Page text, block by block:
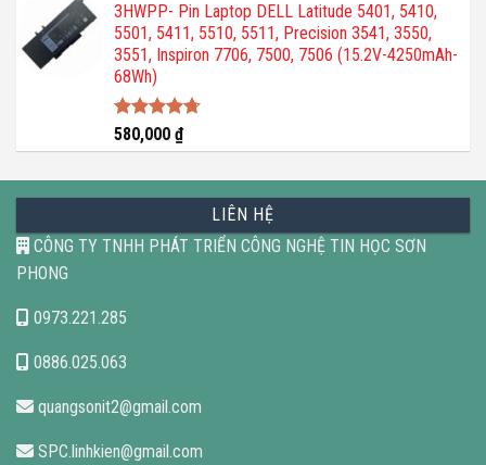
3HWPP- Pin Laptop DELL Latitude 5401, 5410,
5501, 5411, 5510, 5511, Precision 3541, 3550,
3551, Inspiron 7706, 7500, 7506 (15.2V-4250mAh-
68Wh)
Được xếp
hạng4.67
580,000 ₫
LIÊN HỆ
CÔNG TY TNHH PHÁT TRIỂN CÔNG NGHỆ TIN HỌC SƠN
PHONG
0973.221.285
0886.025.063
quangsonit2@gmail.com
SPC.linhkien@gmail.com